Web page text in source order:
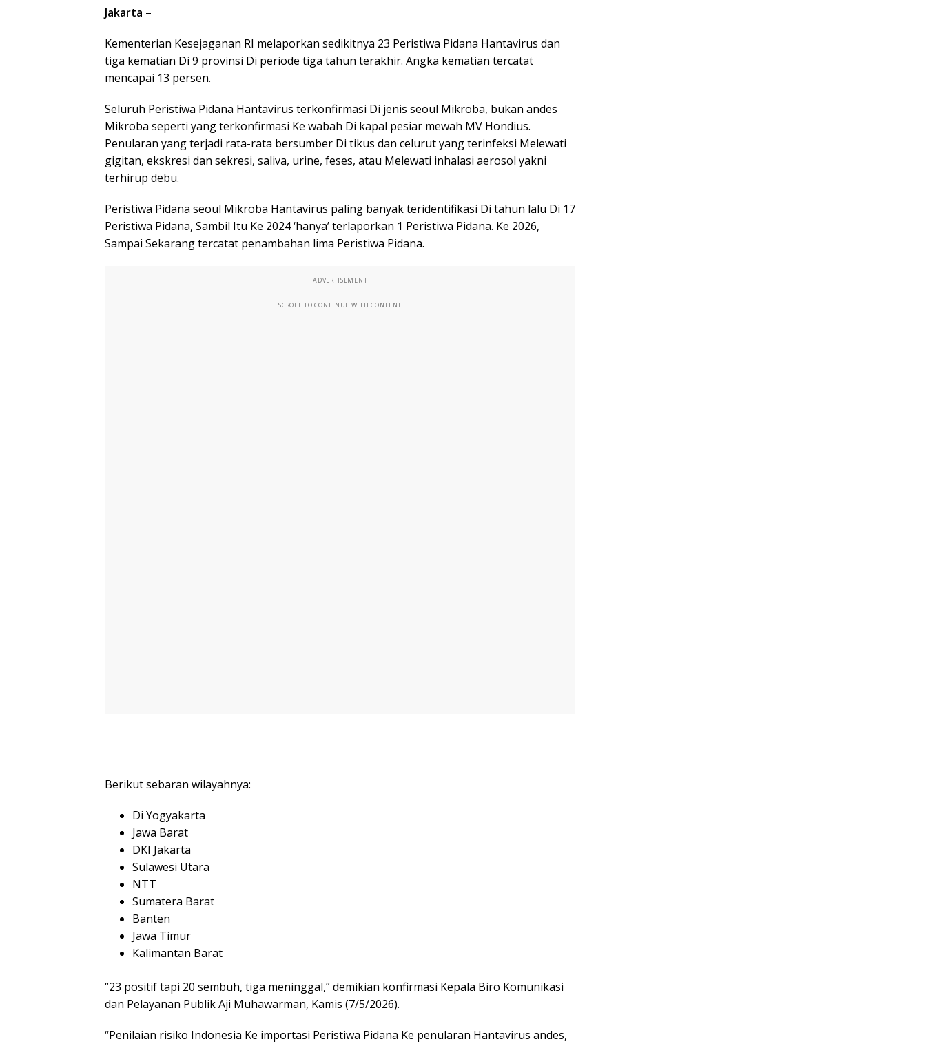
Jakarta –
Kementerian Kesejaganan RI melaporkan sedikitnya 23 Peristiwa Pidana Hantavirus dan
tiga kematian Di 9 provinsi Di periode tiga tahun terakhir. Angka kematian tercatat
mencapai 13 persen.
Seluruh Peristiwa Pidana Hantavirus terkonfirmasi Di jenis seoul Mikroba, bukan andes
Mikroba seperti yang terkonfirmasi Ke wabah Di kapal pesiar mewah MV Hondius.
Penularan yang terjadi rata-rata bersumber Di tikus dan celurut yang terinfeksi Melewati
gigitan, ekskresi dan sekresi, saliva, urine, feses, atau Melewati inhalasi aerosol yakni
terhirup debu.
Peristiwa Pidana seoul Mikroba Hantavirus paling banyak teridentifikasi Di tahun lalu Di 17
Peristiwa Pidana, Sambil Itu Ke 2024 ‘hanya’ terlaporkan 1 Peristiwa Pidana. Ke 2026,
Sampai Sekarang tercatat penambahan lima Peristiwa Pidana.
ADVERTISEMENT
SCROLL TO CONTINUE WITH CONTENT
Berikut sebaran wilayahnya:
Di Yogyakarta
Jawa Barat
DKI Jakarta
Sulawesi Utara
NTT
Sumatera Barat
Banten
Jawa Timur
Kalimantan Barat
“23 positif tapi 20 sembuh, tiga meninggal,” demikian konfirmasi Kepala Biro Komunikasi
dan Pelayanan Publik Aji Muhawarman, Kamis (7/5/2026).
“Penilaian risiko Indonesia Ke importasi Peristiwa Pidana Ke penularan Hantavirus andes,